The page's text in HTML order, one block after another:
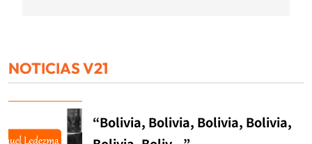
NOTICIAS V21
“Bolivia, Bolivia, Bolivia, Bolivia,